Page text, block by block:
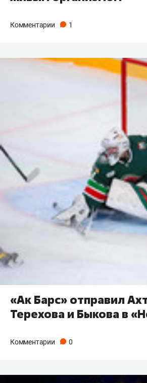
Комментарии 1
«Ак Барс» отправил
Терехова и Быкова в
Комментарии 0